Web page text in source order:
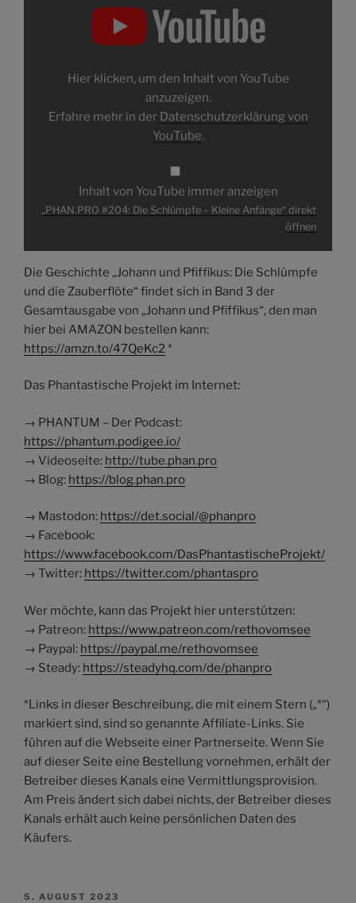
YouTubeHier klicken, um den Inhalt von YouTube
anzuzeigen.
Erfahre mehr in der Datenschutzerklärung von
YouTube.
Inhalt von YouTube immer anzeigen
„PHAN.PRO #204: Die Schlümpfe – Kleine Anfänge“ direkt
öffnen
Die Geschichte „Johann und Pfiffikus: Die Schlümpfe
und die Zauberflöte“ findet sich in Band 3 der
Gesamtausgabe von „Johann und Pfiffikus“, den man
hier bei AMAZON bestellen kann:
https://amzn.to/47QeKc2 *
Das Phantastische Projekt im Internet:
→ PHANTUM – Der Podcast:
https://phantum.podigee.io/
→ Videoseite: http://tube.phan.pro
→ Blog: https://blog.phan.pro
→ Mastodon: https://det.social/@phanpro
→ Facebook:
https://www.facebook.com/DasPhantastischeProjekt/
→ Twitter: https://twitter.com/phantaspro
Wer möchte, kann das Projekt hier unterstützen:
→ Patreon: https://www.patreon.com/rethovomsee
→ Paypal: https://paypal.me/rethovomsee
→ Steady: https://steadyhq.com/de/phanpro
*Links in dieser Beschreibung, die mit einem Stern („*“)
markiert sind, sind so genannte Affiliate-Links. Sie
führen auf die Webseite einer Partnerseite. Wenn Sie
auf dieser Seite eine Bestellung vornehmen, erhält der
Betreiber dieses Kanals eine Vermittlungsprovision.
Am Preis ändert sich dabei nichts, der Betreiber dieses
Kanals erhält auch keine persönlichen Daten des
Käufers.
VERÖFFENTLICHT
5. AUGUST 2023